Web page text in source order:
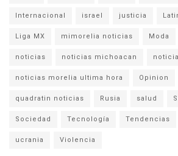
Internacional israel justicia
Liga MX mimorelia noticias Moda
noticias noticias michoacan
noticias morelia ultima hora Opinion
quadratin noticias Rusia salud
Sociedad Tecnología Tendencias
ucrania Violencia